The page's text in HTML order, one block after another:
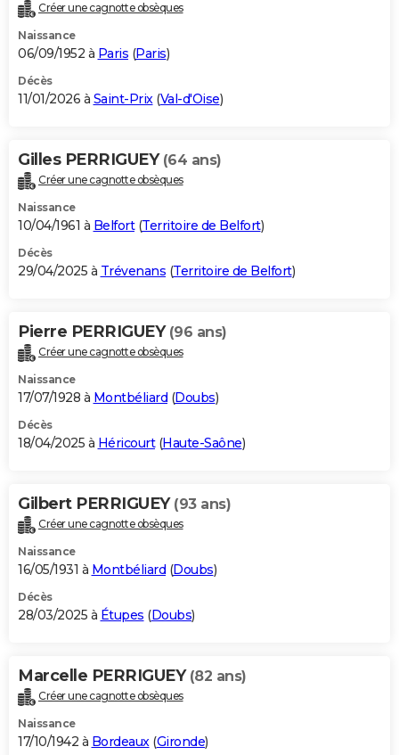
Créer une cagnotte obsèques
Naissance
06/09/1952 à Paris (Paris)
Décès
11/01/2026 à Saint-Prix(Val-d'Oise)
Gilles PERRIGUEY (64 ans)
Créer une cagnotte obsèques
Naissance
10/04/1961 à Belfort(Territoire de Belfort)
Décès
29/04/2025 à Trévenans (Territoire de Belfort)
Pierre PERRIGUEY (96 ans)
Créer une cagnotte obsèques
Naissance
17/07/1928 à Montbéliard (Doubs)
Décès
18/04/2025 à Héricourt(Haute-Saône)
Gilbert PERRIGUEY (93 ans)
Créer une cagnotte obsèques
Naissance
16/05/1931 à Montbéliard (Doubs)
Décès
28/03/2025 à Étupes (Doubs)
Marcelle PERRIGUEY (82 ans)
Créer une cagnotte obsèques
Naissance
17/10/1942 à Bordeaux(Gironde)